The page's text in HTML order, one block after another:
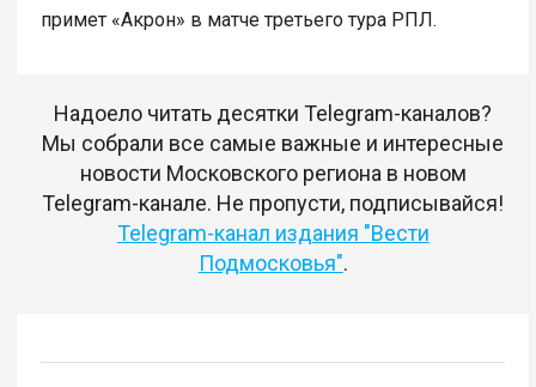
примет «Акрон» в матче третьего тура РПЛ.
Надоело читать десятки Telegram-каналов?
Мы собрали все самые важные и интересные
новости Московского региона в новом
Telegram-канале. Не пропусти, подписывайся!
Telegram-канал издания "Вести
Подмосковья".